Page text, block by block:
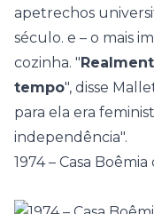
apetrechos
século. e – o mais
cozinha. "
tempo", disse
para ela era
independência".
1974 – Casa